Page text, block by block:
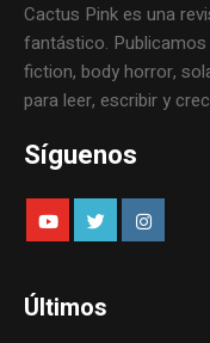
Cactus Pink es una
fantástico.
fiction, body horror,
para leer, escribir y
Síguenos
Últimos